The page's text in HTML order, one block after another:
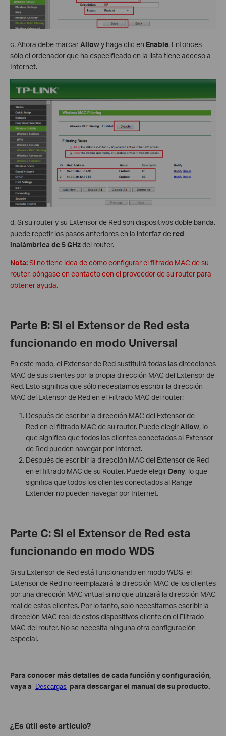
c. Ahora debe marcarAllowy haga clic en Enable. Entonces
sólo el ordenador que ha especificado en la lista tiene acceso a
Internet.
d. Si su router y su Extensor de Red son dispositivos doble banda,
puede repetir los pasos anteriores en la interfaz de red
inalámbrica de 5 GHzdel router.
Nota:Si no tiene idea de cómo configurar el filtrado MAC de su
router, póngase en contacto con el proveedor de su router para
obtener ayuda.
Parte B:Si el Extensor de Red esta
funcionando en modo Universal
En este modo, el Extensor de Red sustituirá todas las direcciones
MAC de sus clientes por la propia dirección MAC del Extensor de
Red. Esto significa que sólo necesitamos escribir la dirección
MAC del Extensor de Red en el Filtrado MAC del router:
Después de escribir la dirección MAC del Extensor de
Red en el filtrado MAC de su router. Puede elegirAllow, lo
que significa que todos los clientes conectados al Extensor
de Red pueden navegar por Internet.
Después de escribir la dirección MAC del Extensor de Red
en el filtrado MAC de su Router. Puede elegir Deny, lo que
significa que todos los clientes conectados al Range
Extender no pueden navegar por Internet.
Parte C:Si el Extensor de Red esta
funcionando en modo WDS
Si su Extensor de Red está funcionando en modo WDS, el
Extensor de Red no reemplazará la dirección MAC de los clientes
por una dirección MAC virtual si no que utilizará la dirección MAC
real de estos clientes. Por lo tanto, solo necesitamos escribir la
dirección MAC real de estos dispositivos cliente en el Filtrado
MAC del router. No se necesita ninguna otra configuración
especial.
Para conocer más detalles de cada función y configuración,
vaya a
Descargas para descargar el manual de su producto.
¿Es útil este artículo?